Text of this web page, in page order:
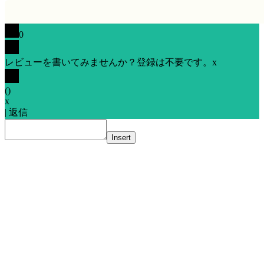
0
レビューを書いてみませんか？登録は不要です。 x
()
x
| 返信
Insert